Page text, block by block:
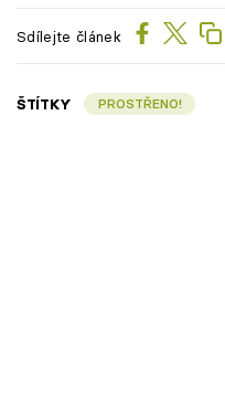
Sdílejte článek
ŠTÍTKY PROSTŘENO!